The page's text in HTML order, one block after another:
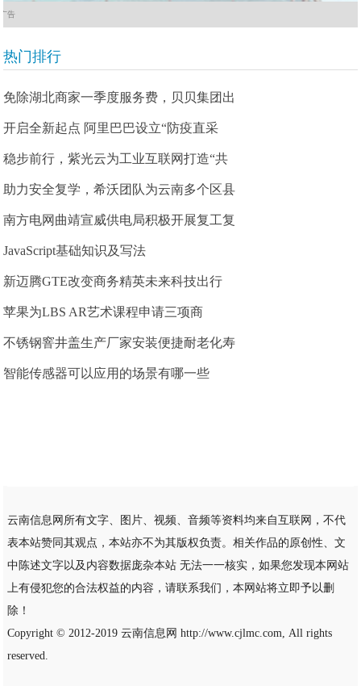
广告
热门排行
免除湖北商家一季度服务费，贝贝集团出
开启全新起点 阿里巴巴设立“防疫直采
稳步前行，紫光云为工业互联网打造“共
助力安全复学，希沃团队为云南多个区县
南方电网曲靖宣威供电局积极开展复工复
JavaScript基础知识及写法
新迈腾GTE改变商务精英未来科技出行
苹果为LBS AR艺术课程申请三项商
不锈钢窨井盖生产厂家安装便捷耐老化寿
智能传感器可以应用的场景有哪一些
云南信息网所有文字、图片、视频、音频等资料均来自互联网，不代
表本站赞同其观点，本站亦不为其版权负责。相关作品的原创性、文
中陈述文字以及内容数据庞杂本站 无法一一核实，如果您发现本网站
上有侵犯您的合法权益的内容，请联系我们，本网站将立即予以删
除！
Copyright © 2012-2019 云南信息网 http://www.cjlmc.com, All rights
reserved.